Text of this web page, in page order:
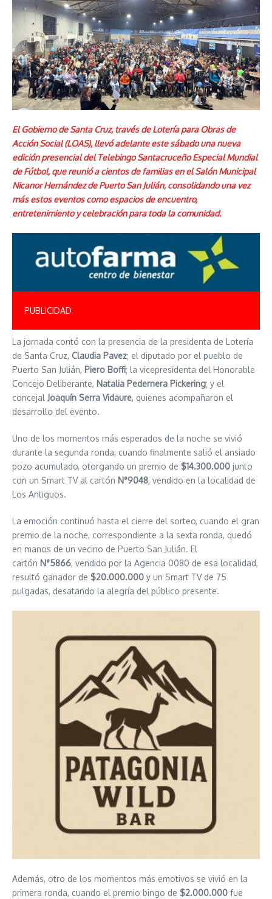
El Gobierno de Santa Cruz, través de Lotería para Obras de
Acción Social (LOAS), llevó adelante este sábado una nueva
edición presencial del Telebingo Santacruceño Especial Mundial
de Fútbol, que reunió a cientos de familias en el Salón Municipal
Nicanor Hernández de Puerto San Julián, consolidando una vez
más estos eventos como espacios de encuentro,
entretenimiento y celebración para toda la comunidad.
PUBLICIDAD
La jornada contó con la presencia de la presidenta de Lotería
de Santa Cruz, Claudia Pavez; el diputado por el pueblo de
Puerto San Julián, Piero Boffi; la vicepresidenta del Honorable
Concejo Deliberante, Natalia Pedernera Pickering; y el
concejal Joaquín Serra Vidaure, quienes acompañaron el
desarrollo del evento.
Uno de los momentos más esperados de la noche se vivió
durante la segunda ronda, cuando finalmente salió el ansiado
pozo acumulado, otorgando un premio de $14.300.000 junto
con un Smart TV al cartón N°9048, vendido en la localidad de
Los Antiguos.
La emoción continuó hasta el cierre del sorteo, cuando el gran
premio de la noche, correspondiente a la sexta ronda, quedó
en manos de un vecino de Puerto San Julián. El
cartón N°5866, vendido por la Agencia 0080 de esa localidad,
resultó ganador de $20.000.000 y un Smart TV de 75
pulgadas, desatando la alegría del público presente.
Además, otro de los momentos más emotivos se vivió en la
primera ronda, cuando el premio bingo de $2.000.000 fue